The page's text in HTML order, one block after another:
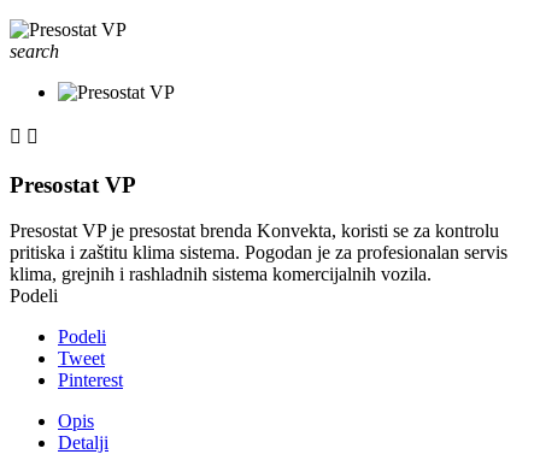
search
 
Presostat VP
Presostat VP je presostat brenda Konvekta, koristi se za kontrolu
pritiska i zaštitu klima sistema. Pogodan je za profesionalan servis
klima, grejnih i rashladnih sistema komercijalnih vozila.
Podeli
Podeli
Tweet
Pinterest
Opis
Detalji